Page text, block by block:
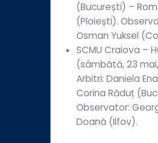
(București) –
(Ploiești).
Osman Yuksel
SCMU Craiova –
(sâmbătă, 23 mai,
Arbitri: Daniela
Corina Răduț
Observator:
Doană (Ilfov).